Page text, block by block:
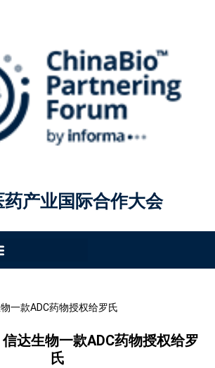
药产业国际合作大会
一款ADC药物授权给罗氏
达生物一款ADC药物授权给罗
氏